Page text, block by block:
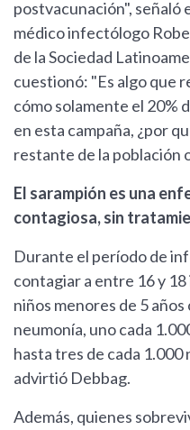
postvacunación", señaló
médico infectólogo
de la Sociedad
cuestionó: "Es algo que
cómo solamente el 20%
en esta campaña, ¿por
restante de la población
El sarampión es una
contagiosa, sin
Durante el período de
contagiar a entre 16 y
niños menores de 5
neumonía, uno cada
hasta tres de cada
advirtió Debbag.
Además, quienes